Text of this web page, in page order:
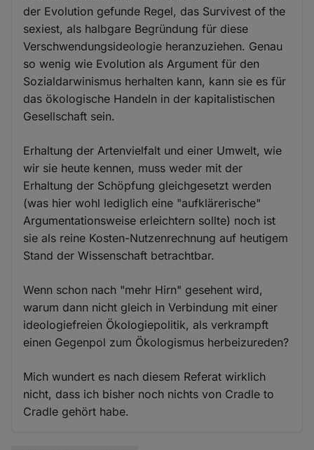
der Evolution gefunde Regel, das Survivest of the
sexiest, als halbgare Begründung für diese
Verschwendungsideologie heranzuziehen. Genau
so wenig wie Evolution als Argument für den
Sozialdarwinismus herhalten kann, kann sie es für
das ökologische Handeln in der kapitalistischen
Gesellschaft sein.
Erhaltung der Artenvielfalt und einer Umwelt, wie
wir sie heute kennen, muss weder mit der
Erhaltung der Schöpfung gleichgesetzt werden
(was hier wohl lediglich eine "aufklärerische"
Argumentationsweise erleichtern sollte) noch ist
sie als reine Kosten-Nutzenrechnung auf heutigem
Stand der Wissenschaft betrachtbar.
Wenn schon nach "mehr Hirn" gesehent wird,
warum dann nicht gleich in Verbindung mit einer
ideologiefreien Ökologiepolitik, als verkrampft
einen Gegenpol zum Ökologismus herbeizureden?
Mich wundert es nach diesem Referat wirklich
nicht, dass ich bisher noch nichts von Cradle to
Cradle gehört habe.